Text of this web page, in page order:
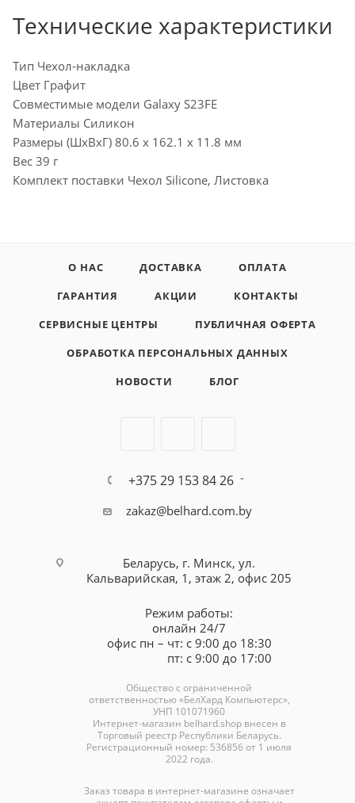
Технические характеристики
Тип Чехол-накладка
Цвет Графит
Совместимые модели Galaxy S23FE
Материалы Силикон
Размеры (ШxВxГ) 80.6 x 162.1 x 11.8 мм
Вес 39 г
Комплект поставки Чехол Silicone, Листовка
О НАС ДОСТАВКА
ОПЛАТА
ГАРАНТИЯ
АКЦИИ
КОНТАКТЫ
СЕРВИСНЫЕ ЦЕНТРЫ
ПУБЛИЧНАЯ ОФЕРТА
ОБРАБОТКА ПЕРСОНАЛЬНЫХ ДАННЫХ
НОВОСТИ
БЛОГ
+375 29 153 84 26
zakaz@belhard.com.by
Беларусь, г. Минск, ул.
Кальварийская, 1, этаж 2, офис 205
Режим работы:
онлайн 24/7
офис пн – чт: с 9:00 до 18:30
пт: с 9:00 до 17:00
Общество с ограниченной
ответственностью «БелХард Компьютерс»,
УНП 101071960
Интернет-магазин belhard.shopвнесен в
Торговый реестр Республики Беларусь.
Регистрационный номер: 536856 от 1 июля
2022 года.
Заказ товара в интернет-магазине означает